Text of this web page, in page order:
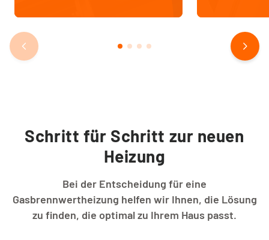
Schritt für Schritt zur neuen
Heizung
Bei der Entscheidung für eine
Gasbrennwertheizung helfen wir Ihnen, die Lösung
zu finden, die optimal zu Ihrem Haus passt.